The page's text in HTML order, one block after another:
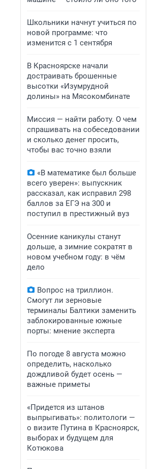
Школьники начнут учиться по
новой программе: что
изменится с 1 сентября
В Красноярске начали
достраивать брошенные
высотки «Изумрудной
долины» на Мясокомбинате
Миссия — найти работу. О чем
спрашивать на собеседовании
и сколько денег просить,
чтобы вас точно взяли
«В математике был больше
всего уверен»: выпускник
рассказал, как исправил 298
баллов за ЕГЭ на 300 и
поступил в престижный вуз
Осенние каникулы станут
дольше, а зимние сократят в
новом учебном году: в чём
дело
Вопрос на триллион.
Смогут ли зерновые
терминалы Балтики заменить
заблокированные южные
порты: мнение эксперта
По погоде 8 августа можно
определить, насколько
дождливой будет осень —
важные приметы
«Придется из штанов
выпрыгивать»: политологи —
о визите Путина в Красноярск,
выборах и будущем для
Котюкова